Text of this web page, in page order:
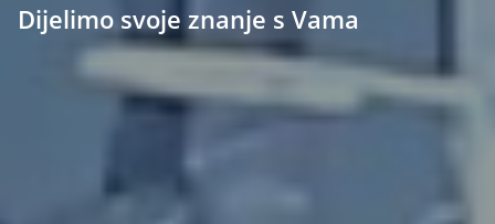
Dijelimo svoje znanje s Vama